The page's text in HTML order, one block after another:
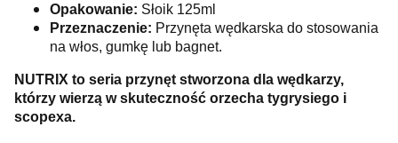
Opakowanie: Słoik 125ml
Przeznaczenie: Przynęta wędkarska do stosowania
na włos, gumkę lub bagnet.
NUTRIX to seria przynęt stworzona dla wędkarzy,
którzy wierzą w skuteczność orzecha tygrysiego i
scopexa.